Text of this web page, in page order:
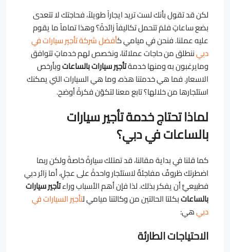
لكن قد تقول بأنك لست تريد ايجاراً طويلاً، فحاجتك لا تتعدى
بضع ساعاتٍ فلمَ تتحمل تكاليفاً زائدةً؟ وهذا تماماً ما يقوم
عليه عملنا. فنحن في ميامي كأفضل شركة تأجير سيارات في
دبيننطلق من حاجات عملائنا، ونخصص لهم خدماتٍ تتوافق
ومايرغبون به ومنها خدمةتأجير سيارات بالساعاتوبأرخص
الاسعار. فما هي خدمتنا هذه، وما هي السيارات التي يمكنك
استئجارها من خلالها؟ تابع معنا لتكوّن فكرةً أوضح.
لماذا تحتاج خدمة تأجير سيارات
بالساعات في دبي؟
كما قلنا في بداية مقالنا، قد تمتلك سيارةً خاصةً ولكن ربما
اضطرتك ظروفٌ مفاجئةٌ لاستئجار واحدةً على عجلٍ، أما زائر دبي
فطبيعيٌّ أن يفكر بذلك. لذا فإن أهم الأسباب وراءتأجير سيارات
بالساعاتبكلتا الحالتين من وكالتنا ميامي لتأجير السيارات في
دبيهي:
الاحتياجات الطارئة